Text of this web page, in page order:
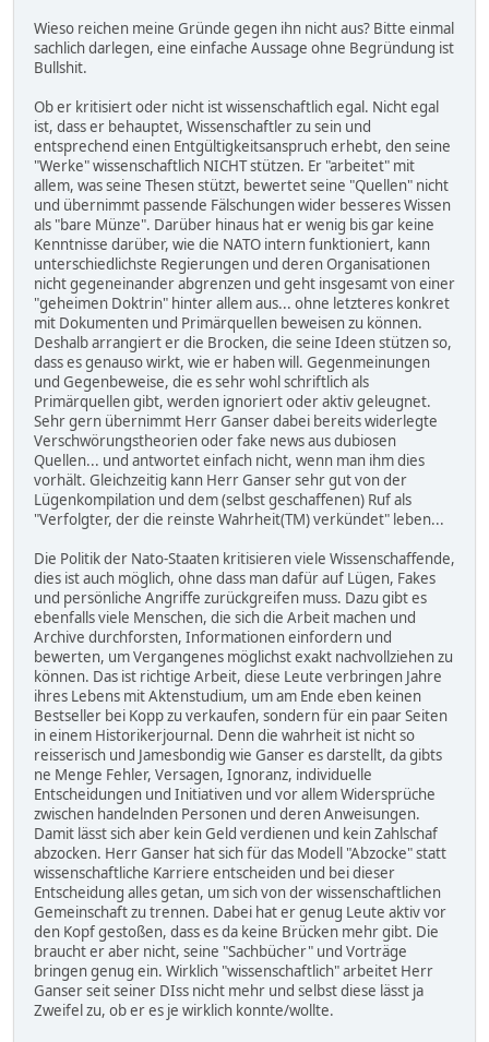
Wieso reichen meine Gründe gegen ihn nicht aus? Bitte einmal
sachlich darlegen, eine einfache Aussage ohne Begründung ist
Bullshit.
Ob er kritisiert oder nicht ist wissenschaftlich egal. Nicht egal
ist, dass er behauptet, Wissenschaftler zu sein und
entsprechend einen Entgültigkeitsanspruch erhebt, den seine
"Werke" wissenschaftlich NICHT stützen. Er "arbeitet" mit
allem, was seine Thesen stützt, bewertet seine "Quellen" nicht
und übernimmt passende Fälschungen wider besseres Wissen
als "bare Münze". Darüber hinaus hat er wenig bis gar keine
Kenntnisse darüber, wie die NATO intern funktioniert, kann
unterschiedlichste Regierungen und deren Organisationen
nicht gegeneinander abgrenzen und geht insgesamt von einer
"geheimen Doktrin" hinter allem aus... ohne letzteres konkret
mit Dokumenten und Primärquellen beweisen zu können.
Deshalb arrangiert er die Brocken, die seine Ideen stützen so,
dass es genauso wirkt, wie er haben will. Gegenmeinungen
und Gegenbeweise, die es sehr wohl schriftlich als
Primärquellen gibt, werden ignoriert oder aktiv geleugnet.
Sehr gern übernimmt Herr Ganser dabei bereits widerlegte
Verschwörungstheorien oder fake news aus dubiosen
Quellen... und antwortet einfach nicht, wenn man ihm dies
vorhält. Gleichzeitig kann Herr Ganser sehr gut von der
Lügenkompilation und dem (selbst geschaffenen) Ruf als
"Verfolgter, der die reinste Wahrheit(TM) verkündet" leben...
Die Politik der Nato-Staaten kritisieren viele Wissenschaffende,
dies ist auch möglich, ohne dass man dafür auf Lügen, Fakes
und persönliche Angriffe zurückgreifen muss. Dazu gibt es
ebenfalls viele Menschen, die sich die Arbeit machen und
Archive durchforsten, Informationen einfordern und
bewerten, um Vergangenes möglichst exakt nachvollziehen zu
können. Das ist richtige Arbeit, diese Leute verbringen Jahre
ihres Lebens mit Aktenstudium, um am Ende eben keinen
Bestseller bei Kopp zu verkaufen, sondern für ein paar Seiten
in einem Historikerjournal. Denn die wahrheit ist nicht so
reisserisch und Jamesbondig wie Ganser es darstellt, da gibts
ne Menge Fehler, Versagen, Ignoranz, individuelle
Entscheidungen und Initiativen und vor allem Widersprüche
zwischen handelnden Personen und deren Anweisungen.
Damit lässt sich aber kein Geld verdienen und kein Zahlschaf
abzocken. Herr Ganser hat sich für das Modell "Abzocke" statt
wissenschaftliche Karriere entscheiden und bei dieser
Entscheidung alles getan, um sich von der wissenschaftlichen
Gemeinschaft zu trennen. Dabei hat er genug Leute aktiv vor
den Kopf gestoßen, dass es da keine Brücken mehr gibt. Die
braucht er aber nicht, seine "Sachbücher" und Vorträge
bringen genug ein. Wirklich "wissenschaftlich" arbeitet Herr
Ganser seit seiner DIss nicht mehr und selbst diese lässt ja
Zweifel zu, ob er es je wirklich konnte/wollte.